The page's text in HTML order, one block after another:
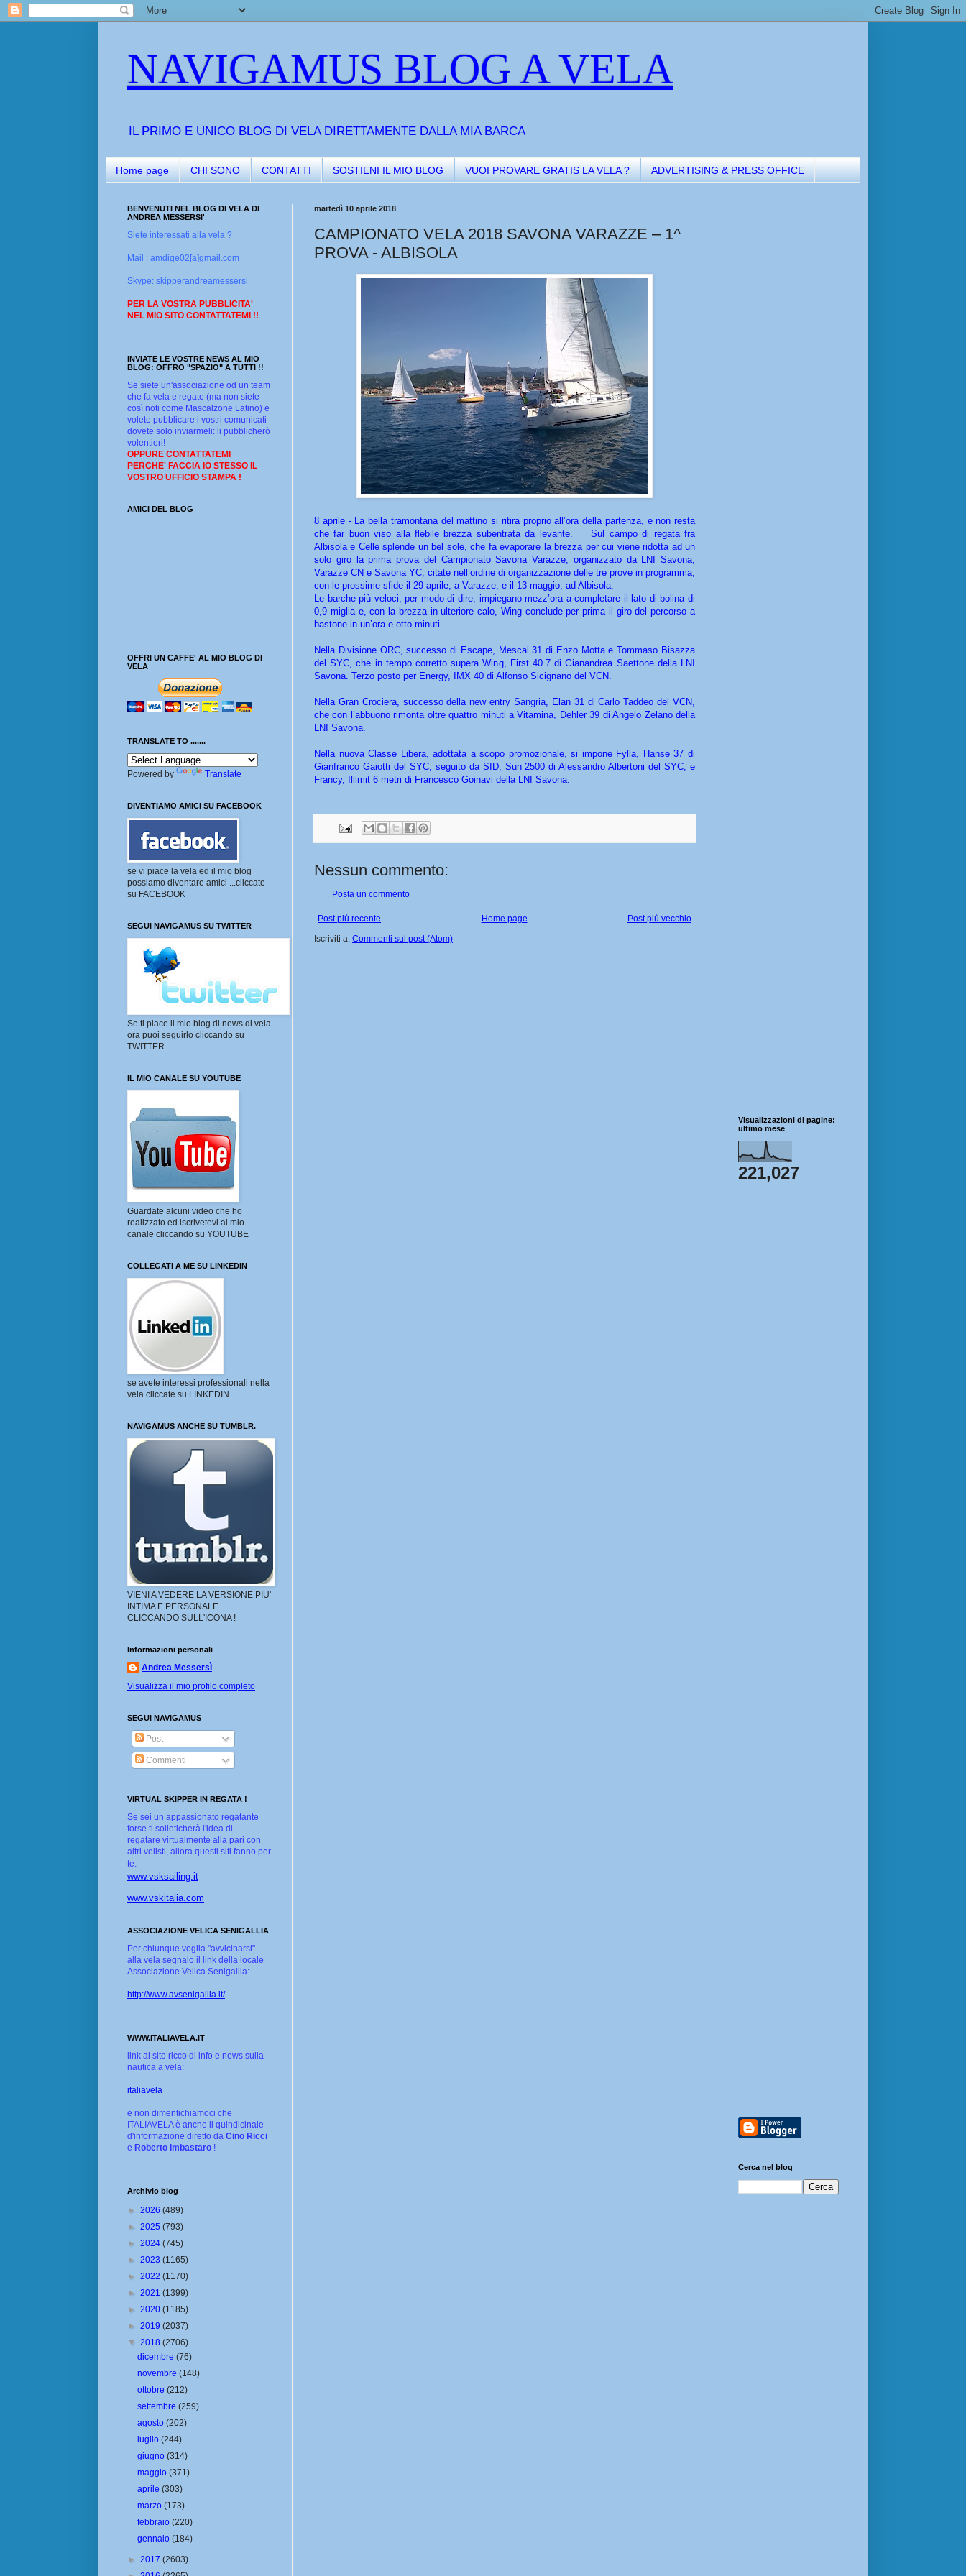
NAVIGAMUS BLOG A VELA
IL PRIMO E UNICO BLOG DI VELA DIRETTAMENTE DALLA MIA BARCA
Home page CHI SONO CONTATTI SOSTIENI IL MIO BLOG VUOI PROVARE GRATIS LA VELA ? ADVERTISING & PRESS OFFICE
martedì 10 aprile 2018
CAMPIONATO VELA 2018 SAVONA VARAZZE – 1^
PROVA - ALBISOLA
8 aprile - La bella tramontana del mattino si ritira proprio all’ora della partenza, e non resta
che far buon viso alla flebile brezza subentrata da levante. Sul campo di regata fra
Albisola e Celle splende un bel sole, che fa evaporare la brezza per cui viene ridotta ad un
solo giro la prima prova del Campionato Savona Varazze, organizzato da LNI Savona,
Varazze CN e Savona YC, citate nell’ordine di organizzazione delle tre prove in programma,
con le prossime sfide il 29 aprile, a Varazze, e il 13 maggio, ad Albisola.
Le barche più veloci, per modo di dire, impiegano mezz’ora a completare il lato di bolina di
0,9 miglia e, con la brezza in ulteriore calo, Wing conclude per prima il giro del percorso a
bastone in un’ora e otto minuti.
Nella Divisione ORC, successo di Escape, Mescal 31 di Enzo Motta e Tommaso Bisazza
del SYC, che in tempo corretto supera Wing, First 40.7 di Gianandrea Saettone della LNI
Savona. Terzo posto per Energy, IMX 40 di Alfonso Sicignano del VCN.
Nella Gran Crociera, successo della new entry Sangria, Elan 31 di Carlo Taddeo del VCN,
che con l’abbuono rimonta oltre quattro minuti a Vitamina, Dehler 39 di Angelo Zelano della
LNI Savona.
Nella nuova Classe Libera, adottata a scopo promozionale, si impone Fylla, Hanse 37 di
Gianfranco Gaiotti del SYC, seguito da SID, Sun 2500 di Alessandro Albertoni del SYC, e
Francy, Illimit 6 metri di Francesco Goinavi della LNI Savona.
Nessun commento:
Posta un commento
Post più recente Post più vecchio
Home page
Iscriviti a: Commenti sul post (Atom)
BENVENUTI NEL BLOG DI VELA DI
ANDREA MESSERSI'
Siete interessati alla vela ?
Mail : amdige02[a]gmail.com
Skype: skipperandreamessersi
PER LA VOSTRA PUBBLICITA'
NEL MIO SITO CONTATTATEMI !!
INVIATE LE VOSTRE NEWS AL MIO
BLOG: OFFRO "SPAZIO" A TUTTI !!
Se siete un'associazione od un team
che fa vela e regate (ma non siete
così noti come Mascalzone Latino) e
volete pubblicare i vostri comunicati
dovete solo inviarmeli: li pubblicherò
volentieri!
OPPURE CONTATTATEMI
PERCHE' FACCIA IO STESSO IL
VOSTRO UFFICIO STAMPA !
AMICI DEL BLOG
OFFRI UN CAFFE' AL MIO BLOG DI
VELA
TRANSLATE TO .......
Powered by Translate
DIVENTIAMO AMICI SU FACEBOOK
se vi piace la vela ed il mio blog
possiamo diventare amici ...cliccate
su FACEBOOK
SEGUI NAVIGAMUS SU TWITTER
Se ti piace il mio blog di news di vela
ora puoi seguirlo cliccando su
TWITTER
IL MIO CANALE SU YOUTUBE
Guardate alcuni video che ho
realizzato ed iscrivetevi al mio
canale cliccando su YOUTUBE
COLLEGATI A ME SU LINKEDIN
se avete interessi professionali nella
vela cliccate su LINKEDIN
NAVIGAMUS ANCHE SU TUMBLR.
VIENI A VEDERE LA VERSIONE PIU'
INTIMA E PERSONALE
CLICCANDO SULL'ICONA !
Informazioni personali
Andrea Messersì
Visualizza il mio profilo completo
SEGUI NAVIGAMUS
Post
Commenti
VIRTUAL SKIPPER IN REGATA !
Se sei un appassionato regatante
forse ti solleticherà l'idea di
regatare virtualmente alla pari con
altri velisti, allora questi siti fanno per
te:
www.vsksailing.it
www.vskitalia.com
ASSOCIAZIONE VELICA SENIGALLIA
Per chiunque voglia "avvicinarsi"
alla vela segnalo il link della locale
Associazione Velica Senigallia:
http://www.avsenigallia.it/
WWW.ITALIAVELA.IT
link al sito ricco di info e news sulla
nautica a vela:
italiavela
e non dimentichiamoci che
ITALIAVELA è anche il quindicinale
d'informazione diretto da Cino Ricci
e Roberto Imbastaro !
Archivio blog
► 2026 (489)
► 2025 (793)
► 2024 (745)
► 2023 (1165)
► 2022 (1170)
► 2021 (1399)
► 2020 (1185)
► 2019 (2037)
▼ 2018 (2706)
dicembre(76)
novembre(148)
ottobre(212)
settembre(259)
agosto(202)
luglio(244)
giugno(314)
maggio(371)
aprile(303)
marzo(173)
febbraio(220)
gennaio(184)
► 2017 (2603)
Visualizzazioni di pagine:
ultimo mese
221,027
Cerca nel blog